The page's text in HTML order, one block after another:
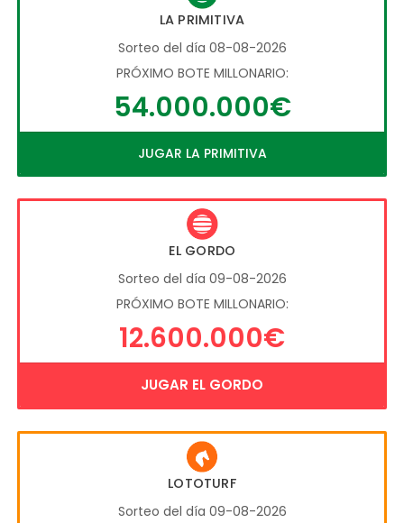
LA PRIMITIVA
Sorteo del día 08-08-2026
PRÓXIMO BOTE MILLONARIO:
54.000.000€
JUGAR LA PRIMITIVA
EL GORDO
Sorteo del día 09-08-2026
PRÓXIMO BOTE MILLONARIO:
12.600.000€
JUGAR EL GORDO
LOTOTURF
Sorteo del día 09-08-2026